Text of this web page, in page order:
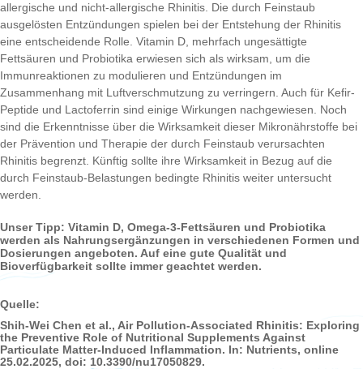
allergische und nicht-allergische Rhinitis. Die durch Feinstaub
ausgelösten Entzündungen spielen bei der Entstehung der Rhinitis
eine entscheidende Rolle. Vitamin D, mehrfach ungesättigte
Fettsäuren und Probiotika erwiesen sich als wirksam, um die
Immunreaktionen zu modulieren und Entzündungen im
Zusammenhang mit Luftverschmutzung zu verringern. Auch für Kefir-
Peptide und Lactoferrin sind einige Wirkungen nachgewiesen. Noch
sind die Erkenntnisse über die Wirksamkeit dieser Mikronährstoffe bei
der Prävention und Therapie der durch Feinstaub verursachten
Rhinitis begrenzt. Künftig sollte ihre Wirksamkeit in Bezug auf die
durch Feinstaub-Belastungen bedingte Rhinitis weiter untersucht
werden.
Unser Tipp: Vitamin D, Omega-3-Fettsäuren und Probiotika
werden als Nahrungsergänzungen in verschiedenen Formen und
Dosierungen angeboten. Auf eine gute Qualität und
Bioverfügbarkeit sollte immer geachtet werden.
Quelle:
Shih-Wei Chen et al., Air Pollution-Associated Rhinitis: Exploring
the Preventive Role of Nutritional Supplements Against
Particulate Matter-Induced Inflammation. In: Nutrients, online
25.02.2025, doi: 10.3390/nu17050829.